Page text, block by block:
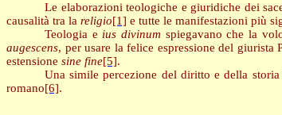
Le elaborazioni teologiche e giuridiche dei
causalità tra la religio[1] e tutte le manifestazioni più
Teologia e ius divinum spiegavano che la
augescens, per usare la felice espressione del
estensione sine fine[5].
Una simile percezione del diritto e della
romano[6].